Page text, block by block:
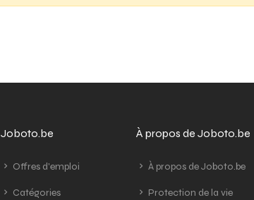
Joboto.be
Offres d'emploi
Catégories
À propos de Joboto.be
À propos de Joboto.be
Protection de la vie